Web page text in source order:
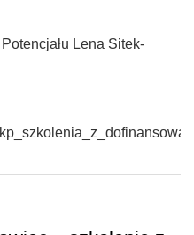
Lena Sitek-